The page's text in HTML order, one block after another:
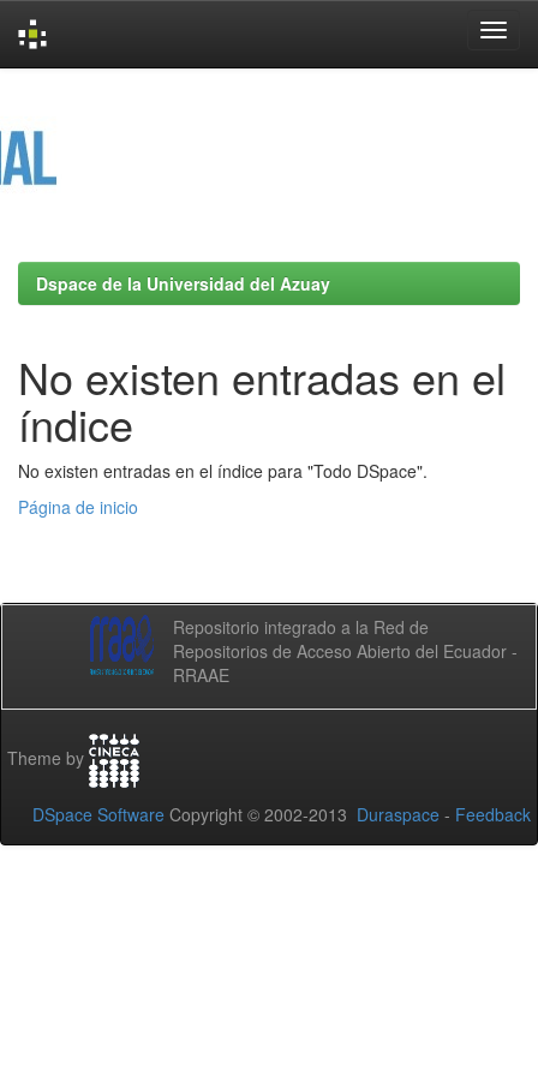
Dspace de la Universidad del Azuay
No existen entradas en el
índice
No existen entradas en el índice para "Todo DSpace".
Página de inicio
Repositorio integrado a la Red de
Repositorios de Acceso Abierto del Ecuador -
RRAAE
Theme by
DSpace Software Copyright © 2002-2013 Duraspace - Feedback